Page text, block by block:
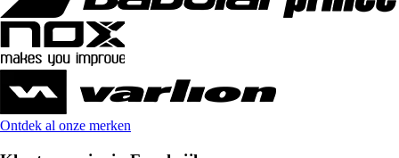
Ontdek al onze merken